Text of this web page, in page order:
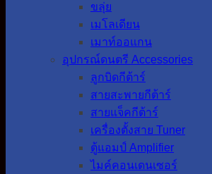
ขลุ่ย
เมโลเดียน
เมาท์ออแกน
อุปกรณ์ดนตรี Accessories
ลูกบิดกีต้าร์
สายสะพายกีต้าร์
สายแจ็คกีต้าร์
เครื่องตั้งสาย Tuner
ตู้แอมป์ Amplifier
ไมค์คอนเดนเซอร์